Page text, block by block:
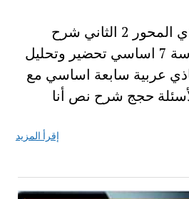
شرح نص انا وأستاذي المحور 2 الثاني شرح
نصوص محور المدرسة 7 اساسي تحضير وتحليل
عربية سابعة اساسي مع
حجج شرح نص أنا
إقرأ المزيد